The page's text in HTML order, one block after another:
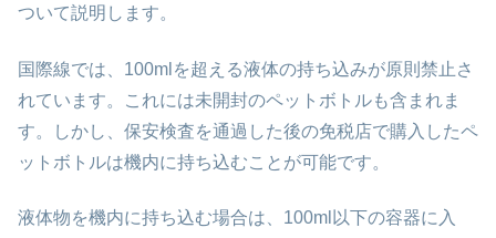
ついて説明します。
国際線では、100mlを超える液体の持ち込みが原則禁止さ
れています。これには未開封のペットボトルも含まれま
す。しかし、保安検査を通過した後の免税店で購入したペ
ットボトルは機内に持ち込むことが可能です。
液体物を機内に持ち込む場合は、100ml以下の容器に入